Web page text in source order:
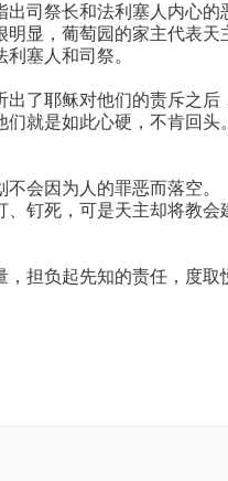
出司祭长和法利塞人内心
明显，葡萄园的家主代表
塞人和司祭。
出了耶稣对他们的责斥之
们就是如此心硬，不肯回
不会因为人的罪恶而落空
、钉死，可是天主却将教
担负起先知的责任，度取